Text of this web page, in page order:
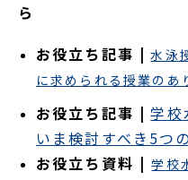
ら
お役立ち記事 | 水泳
に求められる授業のあ
お役立ち記事 | 学校
いま検討すべき5つ
お役立ち資料 |学校